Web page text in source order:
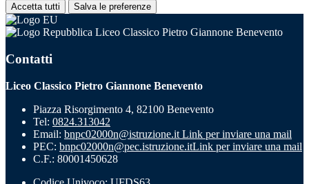
Accetta tutti Salva le preferenze
Liceo Classico Pietro Giannone Benevento
Contatti
Liceo Classico Pietro Giannone Benevento
Piazza Risorgimento 4, 82100 Benevento
Tel: 0824.313042
Email: bnpc02000n@istruzione.it Link per inviare una mail
PEC: bnpc02000n@pec.istruzione.itLink per inviare una mail
C.F.: 80001450628